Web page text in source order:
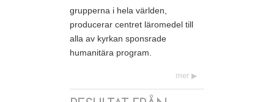
grupperna i hela världen,
producerar centret läromedel till
alla av kyrkan sponsrade
humanitära program.
mer